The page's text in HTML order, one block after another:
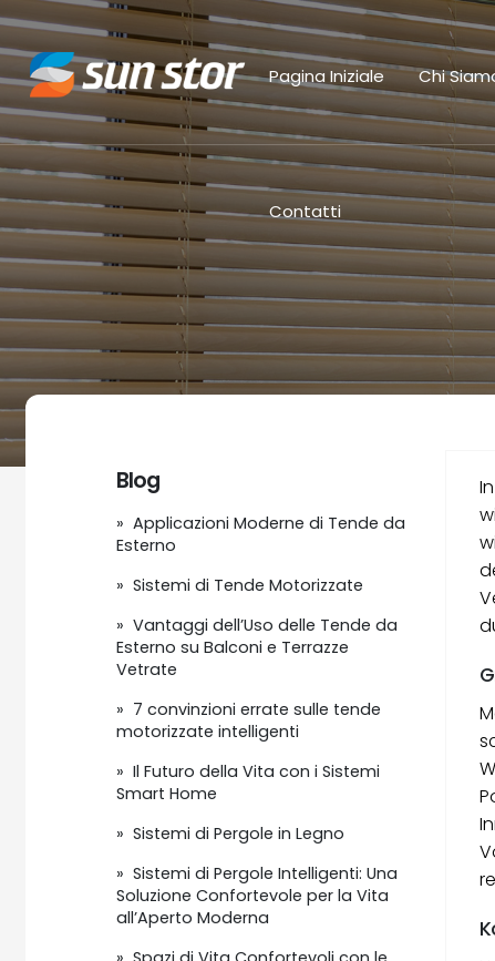
Pagina Iniziale Chi
Contatti
Blog
» Applicazioni Moderne di Tende da
Esterno
» Sistemi di Tende Motorizzate
» Vantaggi dell’Uso delle Tende da
Esterno su Balconi e Terrazze
Vetrate
» 7 convinzioni errate sulle tende
motorizzate intelligenti
» Il Futuro della Vita con i Sistemi
Smart Home
» Sistemi di Pergole in Legno
» Sistemi di Pergole Intelligenti: Una
Soluzione Confortevole per la Vita
all’Aperto Moderna